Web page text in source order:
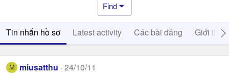
Find
Tin nhắn hồ sơ Latest activity Các bài đăng Giới thiệu
M miusatthu 24/10/11